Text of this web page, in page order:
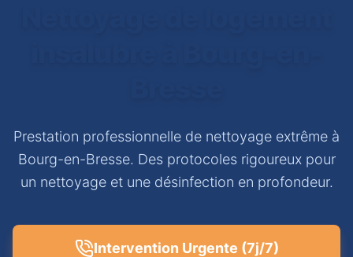
Prestation professionnelle de nettoyage extrême à
Bourg-en-Bresse. Des protocoles rigoureux pour
un nettoyage et une désinfection en profondeur.
Intervention Urgente (7j/7)